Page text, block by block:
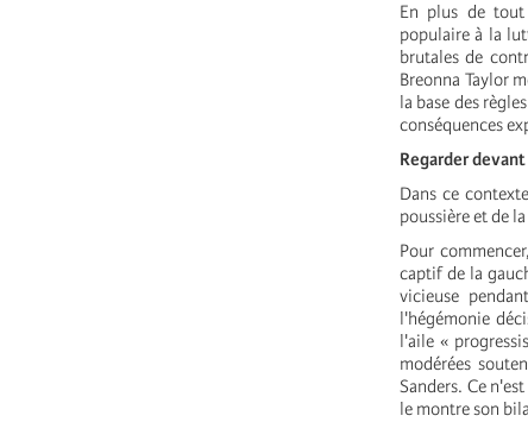
En plus de tout
populaire à la
brutales de
Breonna Taylor
la base des
conséquences
Regarder
Dans ce
poussière et de
Pour
captif de la
vicieuse
l'hégémonie
l'aile «
modérées
Sanders. Ce
le montre son